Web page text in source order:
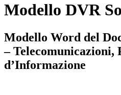
Modello DVR
Modello Word del
–
d’Informazione